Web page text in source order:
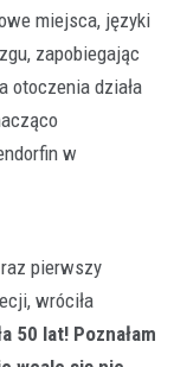
miejsca, języki
zapobiegając
otoczenia działa
w
pierwszy
wróciła
50 lat! Poznałam